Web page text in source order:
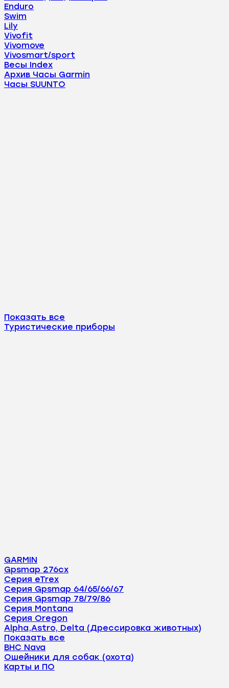
Enduro
Swim
Lily
Vivofit
Vivomove
Vivosmart/sport
Весы Index
Архив Часы Garmin
Часы SUUNTO
Показать все
Туристические приборы
GARMIN
Gpsmap 276cx
Серия eTrex
Серия Gpsmap 64/65/66/67
Серия Gpsmap 78/79/86
Серия Montana
Серия Oregon
Alpha,Astro, Delta (Дрессировка животных)
Показать все
BHC Nava
Ошейники для собак (охота)
Карты и ПО